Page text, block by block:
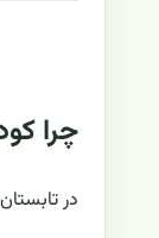
چرا
در